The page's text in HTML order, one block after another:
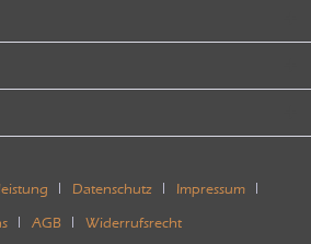
Datenschutz Impressum
AGB Widerrufsrecht